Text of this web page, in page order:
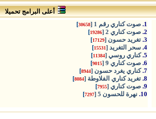
أعلى البرامج تحميلا